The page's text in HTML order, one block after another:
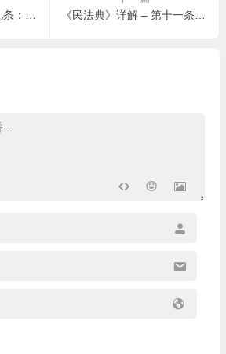
《民法典》详解 – 第九条：绿色原则
《民法典》详解 – 第十一条：民法特别法及效力